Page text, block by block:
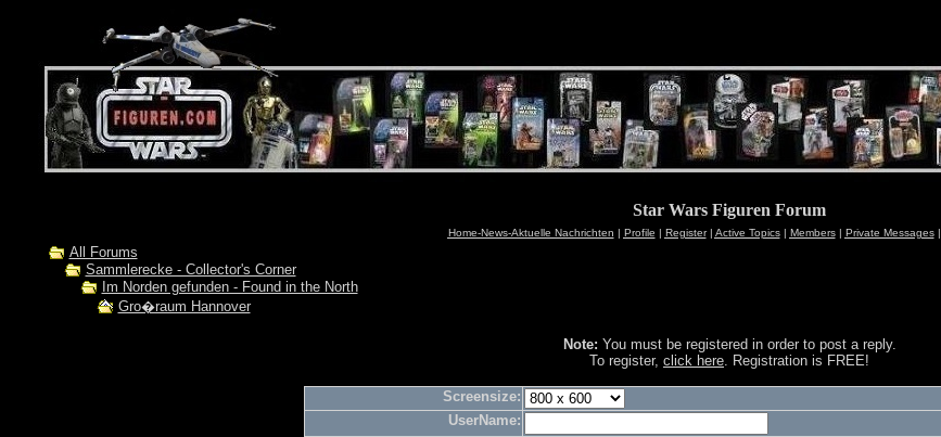
Star Wars Figuren Forum
Home-News-Aktuelle Nachrichten | Profile | Register| Active Topics| Members| Private Messages|
All Forums
Sammlerecke - Collector's Corner
Im Norden gefunden - Found in the North
Gro�raum Hannover
Note: You must be registered in order to post a reply.
To register, click here. Registration is FREE!
Screensize:
UserName: